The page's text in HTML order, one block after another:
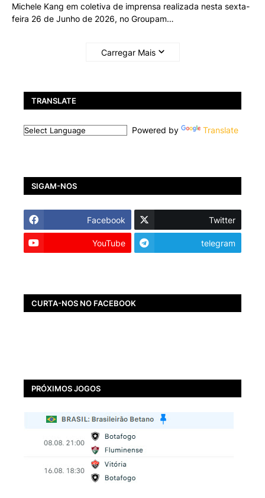
Michele Kang em coletiva de imprensa realizada nesta sexta-
feira 26 de Junho de 2026, no Groupam…
Carregar Mais
TRANSLATE
Powered by Translate
SIGAM-NOS
Facebook Twitter
YouTube telegram
CURTA-NOS NO FACEBOOK
PRÓXIMOS JOGOS